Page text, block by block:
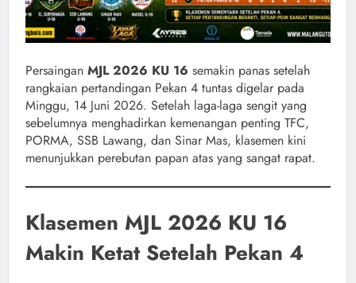
Persaingan MJL 2026 KU 16 semakin panas setelah
rangkaian pertandingan Pekan 4 tuntas digelar pada
Minggu, 14 Juni 2026. Setelah laga-laga sengit yang
sebelumnya menghadirkan kemenangan penting TFC,
PORMA, SSB Lawang, dan Sinar Mas, klasemen kini
menunjukkan perebutan papan atas yang sangat rapat.
Klasemen MJL 2026 KU 16
Makin Ketat Setelah Pekan 4